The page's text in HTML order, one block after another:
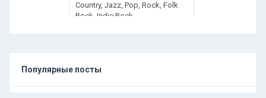
Country, Jazz, Pop, Rock, Folk
Rock, Indie Rock
Популярные посты